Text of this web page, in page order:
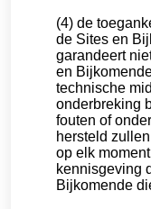
(4) de
de Sites en
garandeert
en
technische
onderbreking
fouten of
hersteld
op elk
kennisgeving
Bijkomende